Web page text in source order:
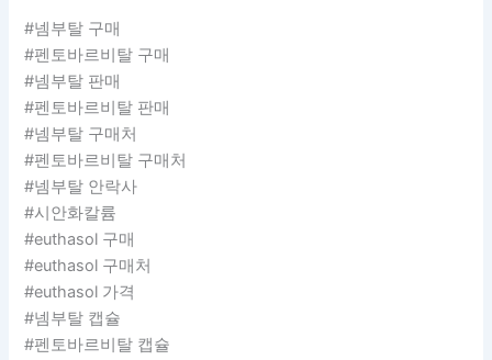
#넴부탈 구매
#펜토바르비탈 구매
#넴부탈 판매
#펜토바르비탈 판매
#넴부탈 구매처
#펜토바르비탈 구매처
#넴부탈 안락사
#시안화칼륨
#euthasol 구매
#euthasol 구매처
#euthasol 가격
#넴부탈 캡슐
#펜토바르비탈 캡슐